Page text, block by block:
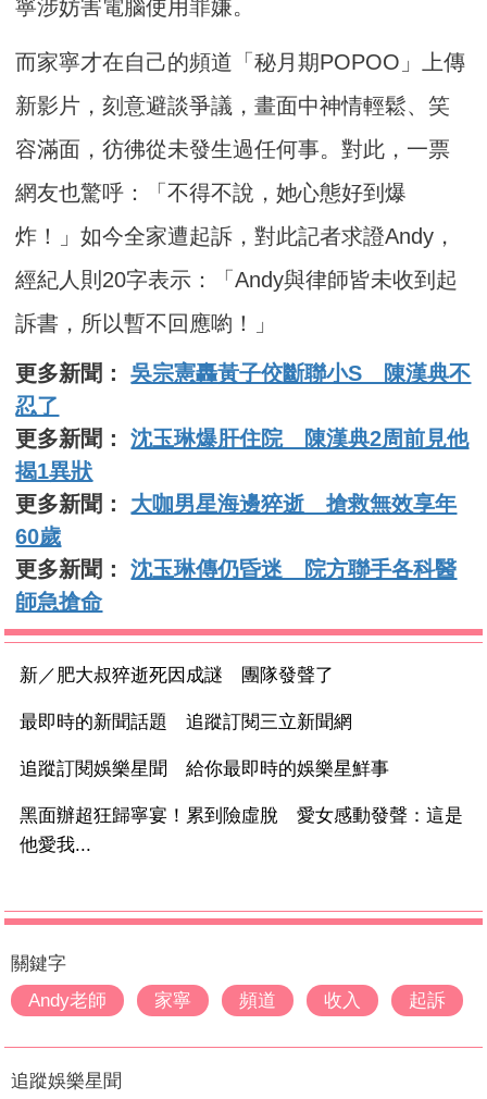
寧涉妨害電腦使用罪嫌。
而家寧才在自己的頻道「秘月期POPOO」上傳
新影片，刻意避談爭議，畫面中神情輕鬆、笑
容滿面，彷彿從未發生過任何事。對此，一票
網友也驚呼：「不得不說，她心態好到爆
炸！」如今全家遭起訴，對此記者求證Andy，
經紀人則20字表示：「Andy與律師皆未收到起
訴書，所以暫不回應喲！」
更多新聞：吳宗憲轟黃子佼斷聯小S 陳漢典不
忍了
更多新聞：沈玉琳爆肝住院 陳漢典2周前見他
揭1異狀
更多新聞： 大咖男星海邊猝逝 搶救無效享年
60歲
更多新聞：沈玉琳傳仍昏迷 院方聯手各科醫
師急搶命
新／肥大叔猝逝死因成謎 團隊發聲了
最即時的新聞話題 追蹤訂閱三立新聞網
追蹤訂閱娛樂星聞 給你最即時的娛樂星鮮事
黑面辦超狂歸寧宴！累到險虛脫 愛女感動發聲：這是
他愛我...
關鍵字
Andy老師
家寧 頻道 收入 起訴
追蹤娛樂星聞